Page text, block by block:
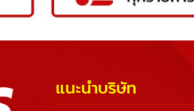
แนะนำบริษัท